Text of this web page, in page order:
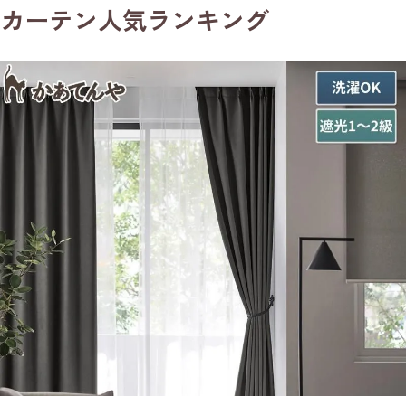
カーテン人気ランキング